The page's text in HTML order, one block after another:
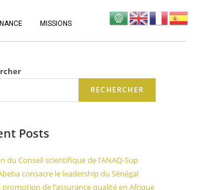
MISSIONS
RECHERCHER
Posts
du Conseil scientifique de l’ANAQ-Sup
consacre le leadership du Sénégal
promotion de l’assurance qualité en Afrique